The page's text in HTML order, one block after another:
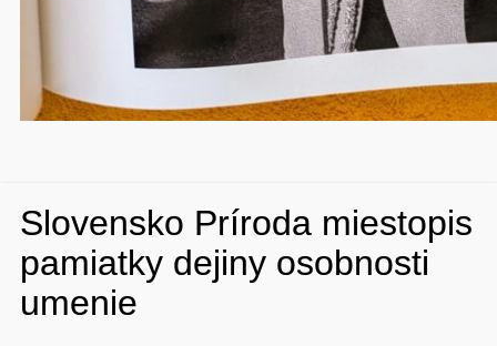
Slovensko Príroda miestopis
pamiatky dejiny osobnosti
umenie